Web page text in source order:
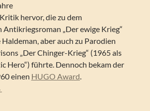
hervor, die zu dem
„Der ewige Krieg“
aber auch zu Parodien
„Der Chinger-Krieg“ (1965 als
Hero“) führte. Dennoch bekam der
einen HUGO Award.
– Starship Troopers. Der Roman zum